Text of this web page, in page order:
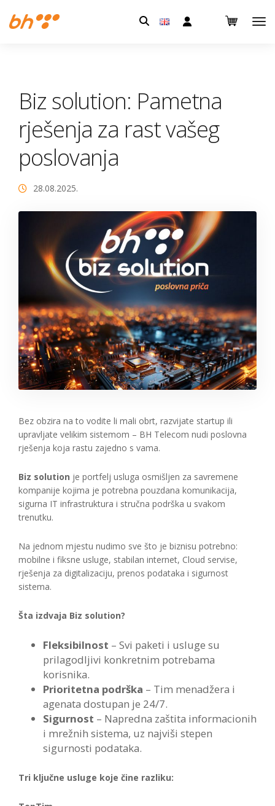
Pretraga:
Biz solution: Pametna
rješenja za rast vašeg
poslovanja
28.08.2025.
Bez obzira na to vodite li mali obrt, razvijate startup ili
upravljate velikim sistemom – BH Telecom nudi poslovna
rješenja koja rastu zajedno s vama.
Biz solution je portfelj usluga osmišljen za savremene
kompanije kojima je potrebna pouzdana komunikacija,
sigurna IT infrastruktura i stručna podrška u svakom
trenutku.
Na jednom mjestu nudimo sve što je biznisu potrebno:
mobilne i fiksne usluge, stabilan internet, Cloud servise,
rješenja za digitalizaciju, prenos podataka i sigurnost
sistema.
Šta izdvaja Biz solution?
Fleksibilnost – Svi paketi i usluge su
prilagodljivi konkretnim potrebama
korisnika.
Prioritetna podrška – Tim menadžera i
agenata dostupan je 24/7.
Sigurnost – Napredna zaštita informacionih
i mrežnih sistema, uz najviši stepen
sigurnosti podataka.
Tri ključne usluge koje čine razliku: